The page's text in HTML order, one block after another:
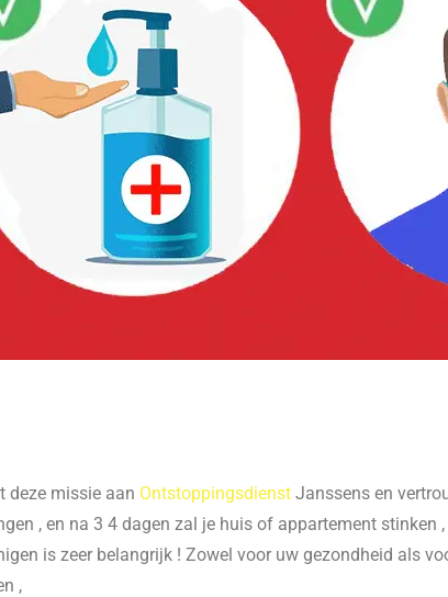
deze missie aan Ontstoppingsdienst Janssens en
, en na 3 4 dagen zal je huis of appartement stinken
is zeer belangrijk ! Zowel voor uw gezondheid als
,